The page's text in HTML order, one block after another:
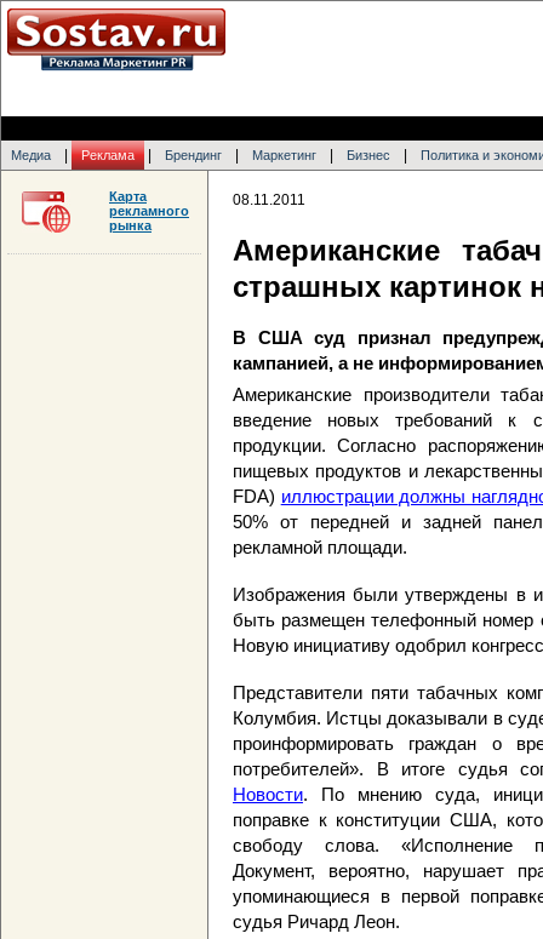
Медиа Реклама Брендинг Маркетинг Бизнес Политика и
08.11.2011
Американские
страшных картинок
В США суд признал
кампанией, а не
Американские производители
введение новых требований к
продукции. Согласно
пищевых продуктов и
FDA) иллюстрации должны
50% от передней и задней
рекламной площади.
Изображения были утверждены в
быть размещен телефонный
Новую инициативу одобрил
Представители пяти табачных
Колумбия. Истцы доказывали в
проинформировать граждан о
потребителей». В итоге судья
Новости. По мнению суда,
поправке к конституции США,
свободу слова. «Исполнение
Документ, вероятно, нарушает
упоминающиеся в первой
судья Ричард Леон.
Карта
рекламного
рынка